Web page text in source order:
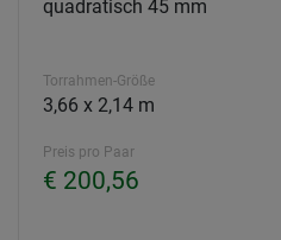
quadratisch 45 mm
Torrahmen-Größe
3,66 x 2,14 m
Preis pro Paar
€ 200,56